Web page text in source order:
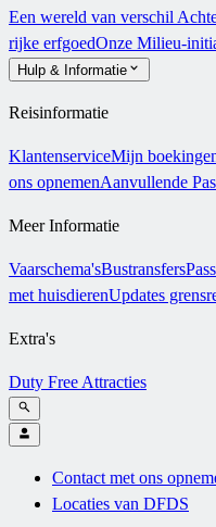
Een wereld van verschil
rijke erfgoedOnze Milieu-
Hulp & Informatie
Reisinformatie
KlantenserviceMijn
ons opnemenAanvullende
Meer Informatie
Vaarschema'sBustransfers
met huisdierenUpdates
Extra's
Duty Free Attracties
Contact met ons
Locaties van DFDS